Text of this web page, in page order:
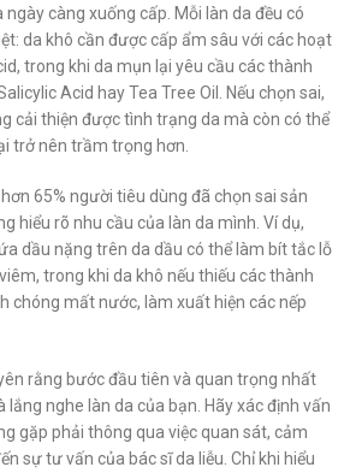
ngày càng xuống cấp. Mỗi làn da đều có
da khô cần được cấp ẩm sâu với các hoạt
trong khi da mụn lại yêu cầu các thành
Acid hay Tea Tree Oil. Nếu chọn sai,
cải thiện được tình trạng da mà còn có thể
trở nên trầm trọng hơn.
65% người tiêu dùng đã chọn sai sản
hiểu rõ nhu cầu của làn da mình. Ví dụ,
dầu nặng trên da dầu có thể làm bít tắc lỗ
trong khi da khô nếu thiếu các thành
chóng mất nước, làm xuất hiện các nếp
rằng bước đầu tiên và quan trọng nhất
nghe làn da của bạn. Hãy xác định vấn
gặp phải thông qua việc quan sát, cảm
sự tư vấn của bác sĩ da liễu. Chỉ khi hiểu